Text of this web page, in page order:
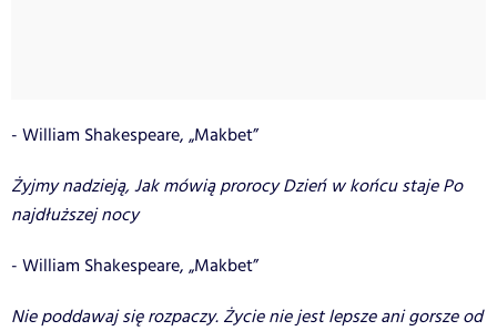
- William Shakespeare, „Makbet”
Żyjmy nadzieją, Jak mówią prorocy Dzień w końcu staje Po
najdłuższej nocy
- William Shakespeare, „Makbet”
Nie poddawaj się rozpaczy. Życie nie jest lepsze ani gorsze od